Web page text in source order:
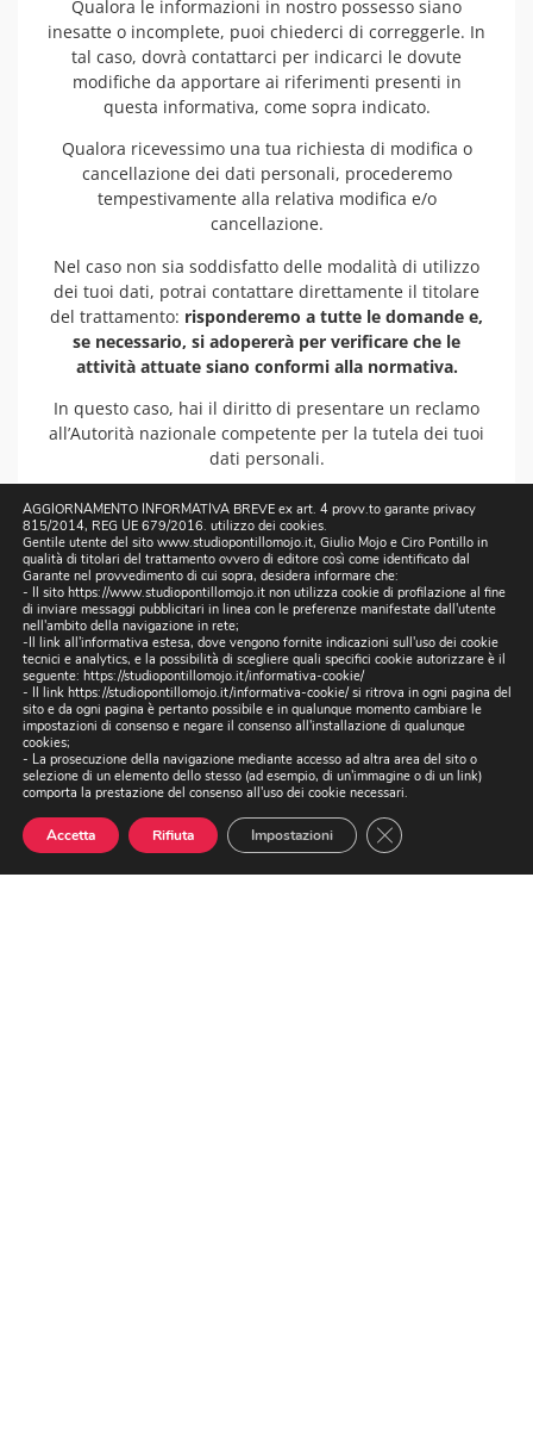
Qualora le informazioni in nostro possesso siano
inesatte o incomplete, puoi chiederci di correggerle. In
tal caso, dovrà contattarci per indicarci le dovute
modifiche da apportare ai riferimenti presenti in
questa informativa, come sopra indicato.
Qualora ricevessimo una tua richiesta di modifica o
cancellazione dei dati personali, procederemo
tempestivamente alla relativa modifica e/o
cancellazione.
Nel caso non sia soddisfatto delle modalità di utilizzo
dei tuoi dati, potrai contattare direttamente il titolare
del trattamento: risponderemo a tutte le domande e,
se necessario, si adopererà per verificare che le
attività attuate siano conformi alla normativa.
In questo caso, hai il diritto di presentare un reclamo
all’Autorità nazionale competente per la tutela dei tuoi
dati personali.
Art. 7. Modifiche
Ci riserviamo il diritto di apportare modifiche alla
presente informativa in qualsiasi momento, attraverso
pubblicazione delle modifiche nella presente sezione
del sito. Al fine di visionare eventuali modifiche, sei
invitato a consultare con regolarità la presente
informativa, e in particolare la data dell’ultimo
aggiornamento della presente informativa privacy che
trovi in fondo alla pagina.
Informativa Privacy del 28 maggio 2024.
AGGIORNAMENTO INFORMATIVA BREVE ex art. 4 provv.to garante privacy
815/2014, REG UE 679/2016. utilizzo dei cookies.
Gentile utente del sito www.studiopontillomojo.it, Giulio Mojo e Ciro Pontillo in
qualità di titolari del trattamento ovvero di editore così come identificato dal
Garante nel provvedimento di cui sopra, desidera informare che:
- Il sito https://www.studiopontillomojo.it non utilizza cookie di profilazione al fine
di inviare messaggi pubblicitari in linea con le preferenze manifestate dall'utente
nell'ambito della navigazione in rete;
-Il link all'informativa estesa, dove vengono fornite indicazioni sull'uso dei cookie
tecnici e analytics, e la possibilità di scegliere quali specifici cookie autorizzare è il
seguente: https://studiopontillomojo.it/informativa-cookie/
- Il link https://studiopontillomojo.it/informativa-cookie/si ritrova in ogni pagina del
sito e da ogni pagina è pertanto possibile e in qualunque momento cambiare le
impostazioni di consenso e negare il consenso all'installazione di qualunque
cookies;
- La prosecuzione della navigazione mediante accesso ad altra area del sito o
selezione di un elemento dello stesso (ad esempio, di un'immagine o di un link)
comporta la prestazione del consenso all'uso dei cookie necessari.
Accetta Rifiuta Impostazioni Close GDPR